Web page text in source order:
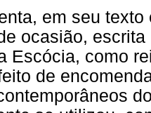
em seu
ocasião,
Escócia, como
de